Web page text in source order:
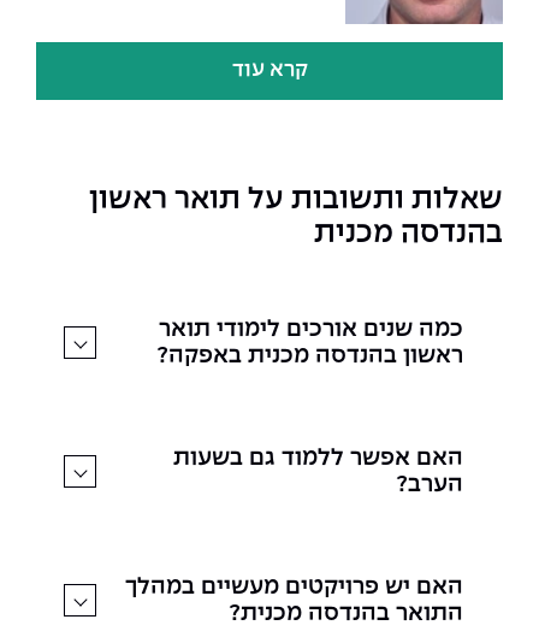
קרא עוד
שאלות ותשובות על תואר ראשון
בהנדסה מכנית
כמה שנים אורכים לימודי תואר
ראשון בהנדסה מכנית באפקה?
האם אפשר ללמוד גם בשעות
הערב?
האם יש פרויקטים מעשיים במהלך
התואר בהנדסה מכנית?